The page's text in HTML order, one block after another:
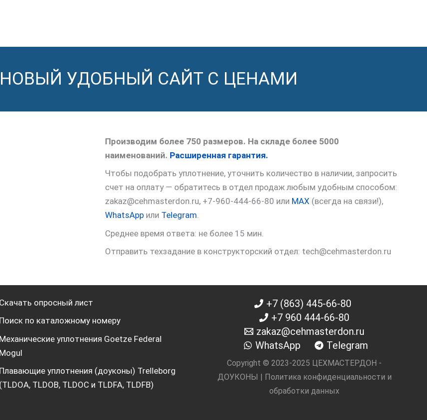
УДОБНЫЙ САЙТ С ЦЕНАМИ
Производим более 750 размеров. На складе более 5000
наименований. Расширенная гарантия.
Чтобы подобрать уплотнение, уточнить количество в наличии, запросить
счет на оплату — обратитесь в отдел продаж любым удобным способом:
zakaz@cehmasterdon.ru, +7-960-444-66-80 или MAX (всегда на связи!),
WhatsApp или Telegram.
Среднее время ответа: не более 15 мин.
Отправить техзадание в конструкторский отдел: tech@cehmasterdon.ru
Скачать опросный лист
Поиск по каталожному номеру
Механические уплотнения Goetze Federal
Mogul
Плавающие уплотнения (доуконы) Trelleborg
(TLDOA, TLDOB, TLDOC и TLDFA, TLDFB)
+7 (863) 445-66-80
+7 960 444-66-80
zakaz@cehmasterdon.ru
WhatsApp
Telegram
Copyright © 2023-2025 ЦЕХМАСТЕРДОН -
ДОУКОНЫ | Политика конфиденциальности и
обработки данных